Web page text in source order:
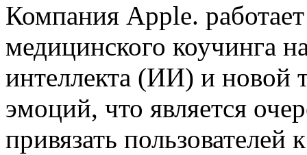
Компания Apple.
медицинского коучинга
интеллекта (ИИ) и новой
эмоций, что является
привязать